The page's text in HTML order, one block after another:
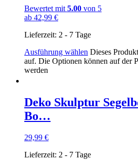
Bewertet mit 5.00 von 5
ab 42,99 €
Lieferzeit: 2 - 7 Tage
Ausführung wählen Dieses
auf. Die Optionen können auf der
werden
Deko Skulptur
Bo…
29,99 €
Lieferzeit: 2 - 7 Tage